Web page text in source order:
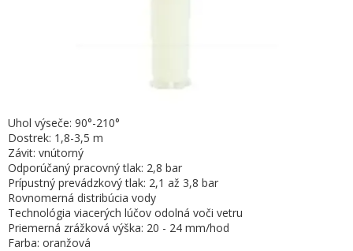
Uhol výseče: 90°-210°
Dostrek: 1,8-3,5 m
Závit: vnútorný
Odporúčaný pracovný tlak: 2,8 bar
Prípustný prevádzkový tlak: 2,1 až 3,8 bar
Rovnomerná distribúcia vody
Technológia viacerých lúčov odolná voči vetru
Priemerná zrážková výška: 20 - 24 mm/hod
Farba: oranžová